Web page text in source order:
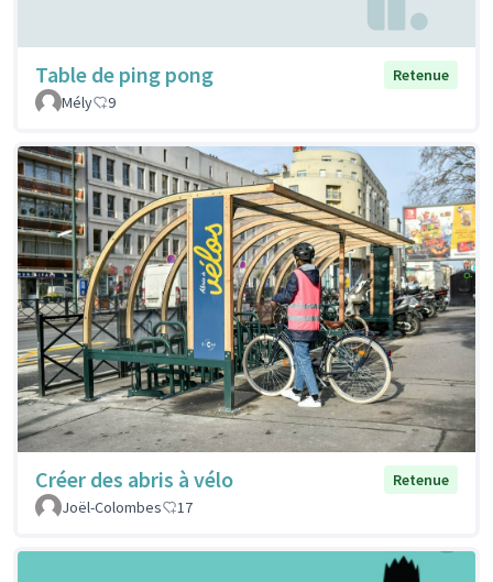
Table de ping pong
Retenue
Mély
9
Créer des abris à vélo
Retenue
Joël-Colombes
17